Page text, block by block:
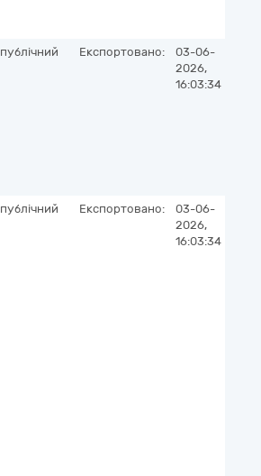
публічний Експортовано:
03-06-
2026,
16:03:34
публічний Експортовано:
03-06-
2026,
16:03:34